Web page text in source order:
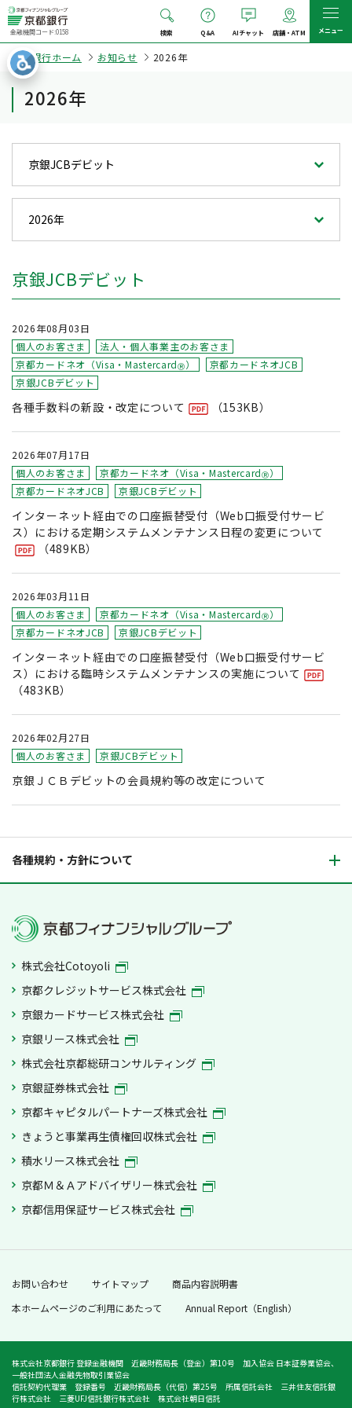
金融機関コード:0158 検索 Q&A AIチャット 店舗・ATM メニュー
京都銀行ホーム お知らせ 2026年
2026年
京銀JCBデビット
2026年08月03日
個人のお客さま
法人・個人事業主のお客さま
京都カードネオ（Visa・MastercardⓇ）
京都カードネオJCB
京銀JCBデビット
各種手数料の新設・改定について （153KB）
2026年07月17日
個人のお客さま
京都カードネオ（Visa・MastercardⓇ）
京都カードネオJCB
京銀JCBデビット
インターネット経由での口座振替受付（Web口振受付サービ
ス）における定期システムメンテナンス日程の変更について
（489KB）
2026年03月11日
個人のお客さま
京都カードネオ（Visa・MastercardⓇ）
京都カードネオJCB
京銀JCBデビット
インターネット経由での口座振替受付（Web口振受付サービ
ス）における臨時システムメンテナンスの実施について
（483KB）
2026年02月27日
個人のお客さま
京銀JCBデビット
京銀ＪＣＢデビットの会員規約等の改定について
各種規約・方針について
株式会社Cotoyoli
京都クレジットサービス株式会社
京銀カードサービス株式会社
京銀リース株式会社
株式会社京都総研コンサルティング
京銀証券株式会社
京都キャピタルパートナーズ株式会社
きょうと事業再生債権回収株式会社
積水リース株式会社
京都Ｍ＆Ａアドバイザリー株式会社
京都信用保証サービス株式会社
お問い合わせ サイトマップ
商品内容説明書
本ホームページのご利用にあたって
Annual Report（English）
株式会社京都銀行 登録金融機関 近畿財務局長（登金）第10号 加入協会 日本証券業協会、
一般社団法人金融先物取引業協会
信託契約代理業 登録番号 近畿財務局長（代信）第25号 所属信託会社 三井住友信託銀
行株式会社 三菱UFJ信託銀行株式会社 株式会社朝日信託